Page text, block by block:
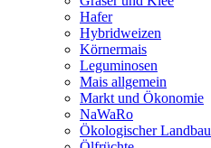
Hafer
Hybridweizen
Körnermais
Leguminosen
Mais allgemein
Markt und Ökonomie
NaWaRo
Ökologischer Landbau